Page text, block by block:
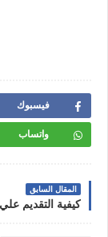
فيسبوك
واتساب
المقال السابق
كيفية التقديم